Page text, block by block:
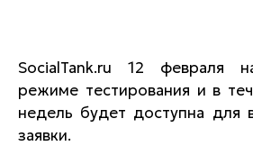
SocialTank.ru 12 февраля
режиме тестирования и в
недель будет доступна для
заявки.